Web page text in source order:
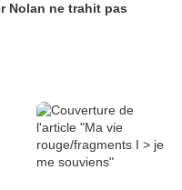
Nolan ne trahit pas